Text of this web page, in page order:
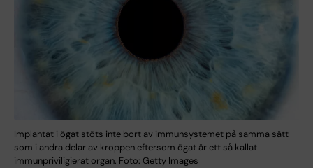
Implantat i ögat stöts inte bort av immunsystemet på samma sätt
som i andra delar av kroppen eftersom ögat är ett så kallat
immunpriviligierat organ. Foto: Getty Images